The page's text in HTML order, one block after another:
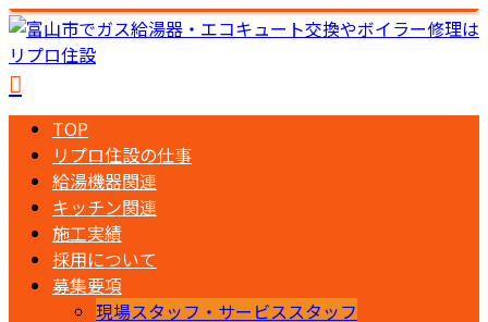
TOP
リプロ住設の仕事
給湯機器関連
キッチン関連
施工実績
採用について
募集要項
現場スタッフ・サービススタッフ